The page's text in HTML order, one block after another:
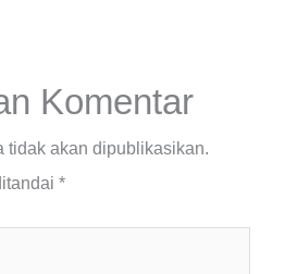
Komentar
tidak akan dipublikasikan.
*